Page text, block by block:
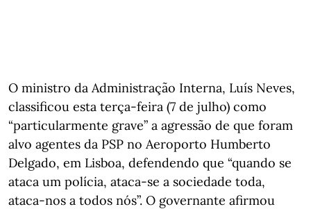
O ministro da Administração Interna, Luís Neves,
classificou esta terça-feira (7 de julho) como
“particularmente grave” a agressão de que foram
alvo agentes da PSP no Aeroporto Humberto
Delgado, em Lisboa, defendendo que “quando se
ataca um polícia, ataca-se a sociedade toda,
ataca-nos a todos nós”. O governante afirmou